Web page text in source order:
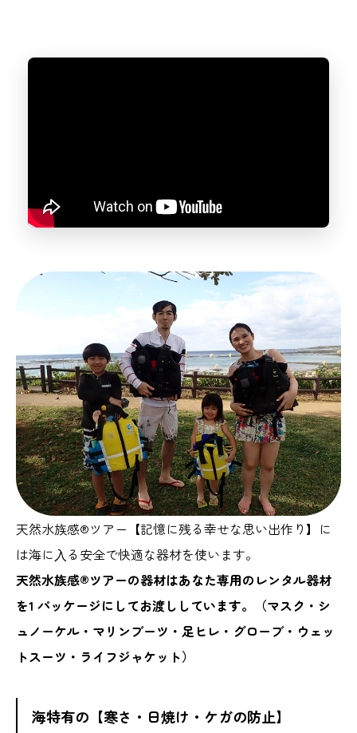
天然水族感®ツアー【記憶に残る幸せな思い出作り】に
は海に⼊る安全で快適な器材を使います。
天然水族感®ツアーの器材はあなた専用のレンタル器材
を1 パッケージにしてお渡ししています。（マスク・シ
ュノーケル・マリンブーツ・足ヒレ・グローブ・ウェッ
トスーツ・ライフジャケット）
海特有の【寒さ・日焼け・ケガの防止】